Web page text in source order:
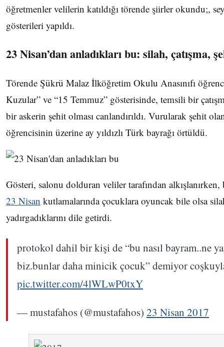
öğretmenler velilerin katıldığı törende şiirler okundu;,
gösterileri yapıldı.
23 Nisan’dan anladıkları bu: silah, çatışma,
Törende Şükrü Malaz İlköğretim Okulu Anasınıfı
Kuzular” ve “15 Temmuz” gösterisinde, temsili bir
bir askerin şehit olması canlandırıldı. Vurularak şehit
öğrencisinin üzerine ay yıldızlı Türk bayrağı örtüldü.
Gösteri, salonu dolduran veliler tarafından
23 Nisan kutlamalarında çocuklara oyuncak bile olsa
yadırgadıklarını dile getirdi.
protokol dahil bir kişi de “bu nasıl bayram..ne
biz.bunlar daha minicik çocuk” demiyor
pic.twitter.com/4lWLwP0txY
— mustafahos (@mustafahos) 23 Nisan 2017